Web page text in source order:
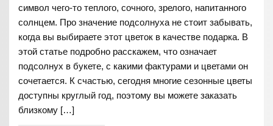
символ чего-то теплого, сочного, зрелого, напитанного
солнцем. Про значение подсолнуха не стоит забывать,
когда вы выбираете этот цветок в качестве подарка. В
этой статье подробно расскажем, что означает
подсолнух в букете, с какими фактурами и цветами он
сочетается. К счастью, сегодня многие сезонные цветы
доступны круглый год, поэтому вы можете заказать
близкому […]